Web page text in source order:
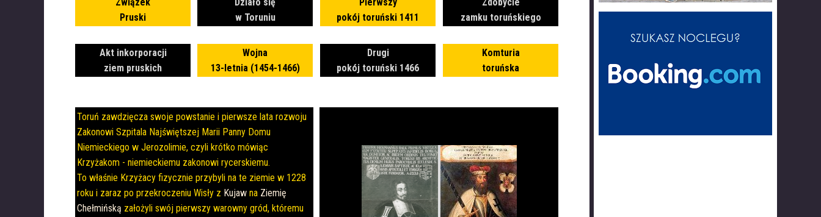
Pruski
w Toruniu
pokój toruński 1411
zamku toruńskiego
Akt inkorporacji
ziem pruskich
Wojna
13-letnia (1454-1466)
Drugi
pokój toruński 1466
Komturia
toruńska
Toruń zawdzięcza swoje powstanie i pierwsze lata rozwoju
Zakonowi Szpitala Najświętszej Marii Panny Domu
Niemieckiego w Jerozolimie, czyli krótko mówiąc
Krzyżakom - niemieckiemu zakonowi rycerskiemu.
To właśnie Krzyżacy fizycznie przybyli na te ziemie w 1228
roku i zaraz po przekroczeniu Wisły z Kujaw na Ziemię
Chełmińską założyli swój pierwszy warowny gród, któremu